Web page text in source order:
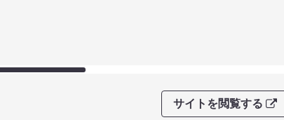
サイトを閲覧する